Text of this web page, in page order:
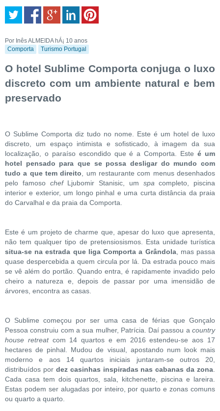
Por Inês ALMEIDA hÁ¡ 10 anos
Comporta
Turismo Portugal
O hotel Sublime Comporta conjuga o luxo
discreto com um ambiente natural e bem
preservado
O Sublime Comporta diz tudo no nome. Este é um hotel de luxo
discreto, um espaço intimista e sofisticado, à imagem da sua
localização, o paraíso escondido que é a Comporta. Esteé um
hotel pensado para que se possa desligar do mundo com
tudo a que tem direito , um restaurante com menus desenhados
pelo famoso chefLjubomir Stanisic, um spacompleto, piscina
interior e exterior, um longo pinhal e uma curta distância da praia
do Carvalhal e da praia da Comporta.
Este é um projeto de charme que, apesar do luxo que apresenta,
não tem qualquer tipo de pretensiosismos. Esta unidade turística
situa-se na estrada que liga Comporta a Grândola, mas passa
quase despercebida a quem circula por lá. Da estrada pouco mais
se vê além do portão. Quando entra, é rapidamente invadido pelo
cheiro a natureza e, depois de passar por uma imensidão de
árvores, encontra as casas.
O Sublime começou por ser uma casa de férias que Gonçalo
Pessoa construiu com a sua mulher, Patrícia. Daí passou a country
house retreatcom 14 quartos e em 2016 estendeu-se aos 17
hectares de pinhal. Mudou de visual, apostando num look mais
moderno e aos 14 quartos iniciais juntaram-se outros 20,
distribuídos por dez casinhas inspiradas nas cabanas da zona
Cada casa tem dois quartos, sala, kitchenette, piscina e lareira.
Estas podem ser alugadas por inteiro, por quarto e zonas comuns
ou quarto a quarto.